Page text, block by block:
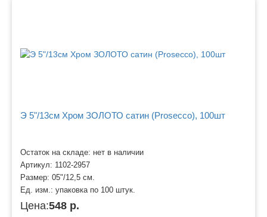
Э 5"/13см Хром ЗОЛОТО сатин (Prosecco), 100шт
Остаток на складе: нет в наличии
Артикул: 1102-2957
Размер: 05"/12,5 см.
Ед. изм.: упаковка по 100 штук.
Цена:548 р.